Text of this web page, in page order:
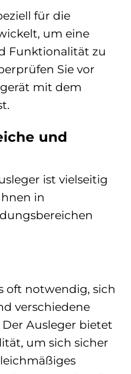
für die
um eine
Funktionalität zu
Sie vor
mit dem
und
ist vielseitig
in
oft notwendig, sich
verschiedene
Ausleger bietet
um sich sicher